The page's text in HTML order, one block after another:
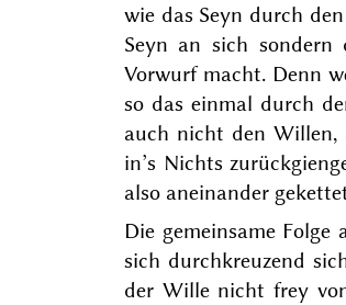
wie das Seyn durch
Seyn an sich
Vorwurf macht. Denn
so das einmal durch
auch nicht den Willen,
in’s Nichts
also aneinander
Die gemeinsame
sich durchkreuzend
der Wille nicht frey